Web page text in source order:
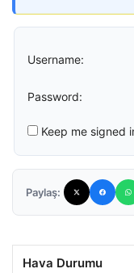
Username:
Password:
Keep me signed
Paylaş:
Hava Durumu